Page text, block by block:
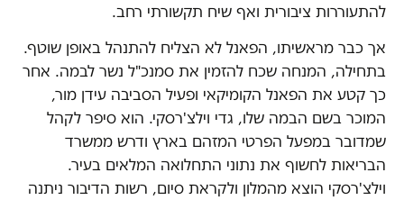
להתעוררות ציבורית ואף שיח תקשורתי רחב.
אך כבר מראשיתו, הפאנל לא הצליח להתנהל באופן שוטף.
בתחילה, המנחה שכח להזמין את סמנכ"ל נשר לבמה. אחר
כך קטע את הפאנל הקומיקאי ופעיל הסביבה עידן מור,
המוכר בשם הבמה שלו, גדי וילצ'רסקי. הוא סיפר לקהל
שמדובר במפעל הפרטי המזהם בארץ ודרש ממשרד
הבריאות לחשוף את נתוני התחלואה המלאים בעיר.
וילצ'רסקי הוצא מהמלון ולקראת סיום, רשות הדיבור ניתנה